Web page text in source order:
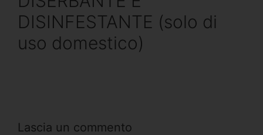
DISINFESTANTE (solo di
uso domestico)
Lascia un commento